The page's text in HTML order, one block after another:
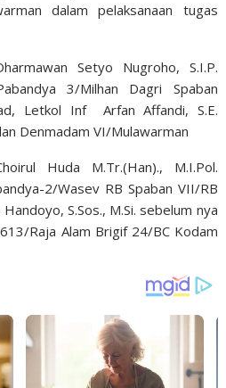
dalam pelaksanaan tugas
Setyo Nugroho, S.I.P.
3/Milhan Dagri Spaban
Letkol Inf Arfan Affandi, S.E.
Denmadam VI/Mulawarman
Huda M.Tr.(Han)., M.I.Pol.
2/Wasev RB Spaban VII/RB
S.Sos., M.Si. sebelum nya
Raja Alam Brigif 24/BC Kodam